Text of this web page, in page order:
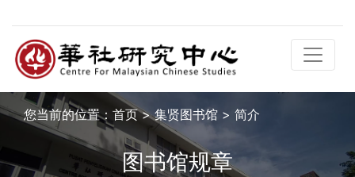
您当前的位置： 首页>集贤图书馆 > 简介
图书馆规章